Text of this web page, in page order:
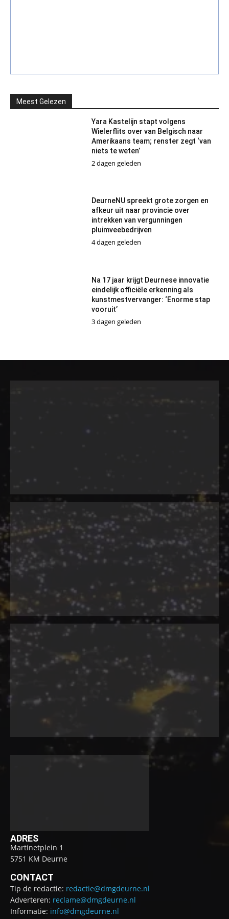
Meest Gelezen
Yara Kastelijn stapt volgens
Wielerflits over van Belgisch naar
Amerikaans team; renster zegt ‘van
niets te weten’
2 dagen geleden
DeurneNU spreekt grote zorgen en
afkeur uit naar provincie over
intrekken van vergunningen
pluimveebedrijven
4 dagen geleden
Na 17 jaar krijgt Deurnese innovatie
eindelijk officiële erkenning als
kunstmestvervanger: ‘Enorme stap
vooruit’
3 dagen geleden
ADRES
Martinetplein 1
5751 KM Deurne
CONTACT
Tip de redactie: redactie@dmgdeurne.nl
Adverteren: reclame@dmgdeurne.nl
Informatie: info@dmgdeurne.nl